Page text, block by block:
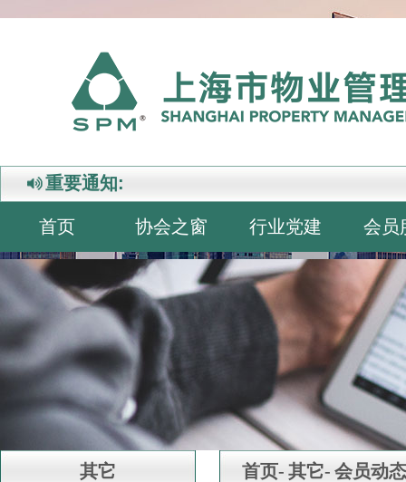
重要通知:
首页 协会之窗 行业党建 会员
其它 首页- 其它- 会员动态